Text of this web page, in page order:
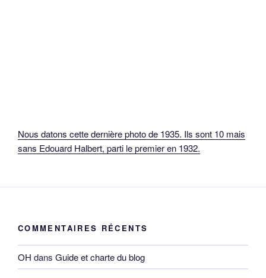
Nous datons cette dernière photo de 1935. Ils sont 10 mais
sans Edouard Halbert, parti le premier en 1932.
COMMENTAIRES RÉCENTS
OH dans Guide et charte du blog